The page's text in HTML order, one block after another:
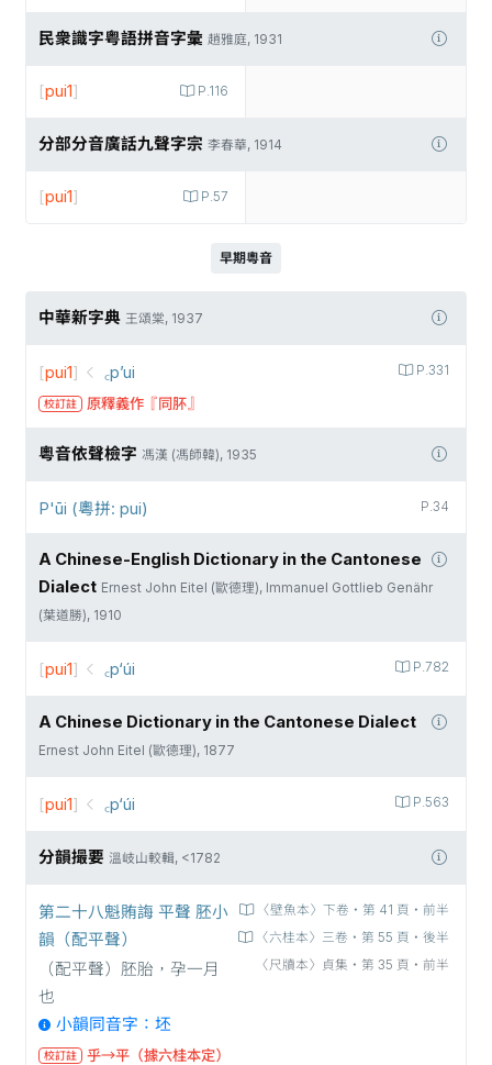
民衆識字粤語拼音字彙 趙雅庭, 1931
P.116
[pui1]
分部分音廣話九聲字宗 李春華, 1914
P.57
[pui1]
早期粵音
中華新字典 王頌棠, 1937
P.331
[pui1] ꜀p’ui
校訂註 原釋義作『同肧』
粵音依聲檢字 馮漢 (馮師韓), 1935
P.34
P'ūi (粵拼: pui)
A Chinese-English Dictionary in the Cantonese
Dialect Ernest John Eitel (歐德理), Immanuel Gottlieb Genähr
(葉道勝), 1910
P.782
[pui1] ꜀p‘úi
A Chinese Dictionary in the Cantonese Dialect
Ernest John Eitel (歐德理), 1877
P.563
[pui1] ꜀p‘úi
分韻撮要 溫岐山較輯, <1782
〈壁魚本〉下卷‧第 41 頁‧前半
〈六桂本〉三卷‧第 55 頁‧後半
〈尺牘本〉貞集‧第 35 頁‧前半
第二十八魁賄誨 平聲 胚小
韻（配平聲）
（配平聲）胚胎，孕一月
也
小韻同音字：坯
校訂註 乎→平（據六桂本定）